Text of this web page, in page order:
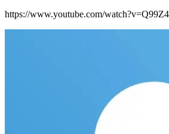
https://www.youtube.com/